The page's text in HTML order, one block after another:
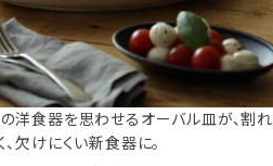
洋食器を思わせるオーバル皿が、割れ
、欠けにくい新食器に。